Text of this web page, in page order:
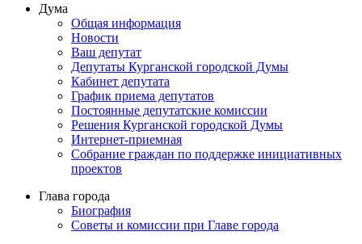
Дума
Общая информация
Новости
Ваш депутат
Депутаты Курганской городской Думы
Кабинет депутата
График приема депутатов
Постоянные депутатские комиссии
Решения Курганской городской Думы
Интернет-приемная
Собрание граждан по поддержке инициативных
проектов
Глава города
Биография
Советы и комиссии при Главе города